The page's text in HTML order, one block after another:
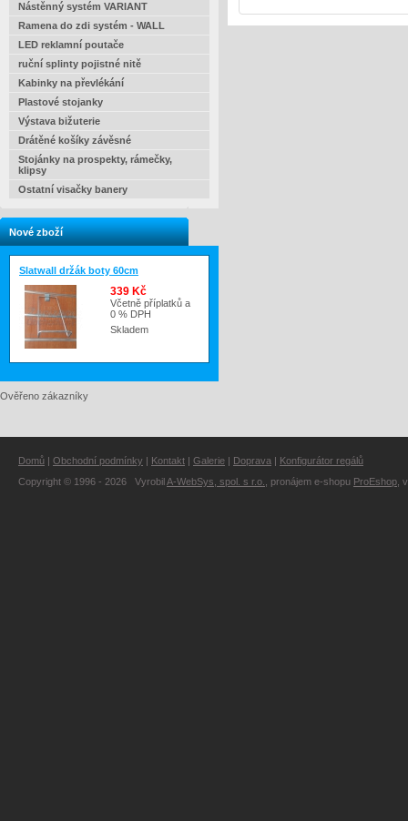
Nástěnný systém VARIANT
Ramena do zdi systém - WALL
LED reklamní poutače
ruční splinty pojistné nitě
Kabinky na převlékání
Plastové stojanky
Výstava bižuterie
Drátěné košíky závěsné
Stojánky na prospekty, rámečky,
klipsy
Ostatní visačky banery
Nové zboží
Slatwall držák boty 60cm
339 Kč
Včetně příplatků a
0 % DPH
Skladem
Ověřeno zákazníky
Domů | Obchodní podmínky | Kontakt | Galerie | Doprava | Konfigurátor regálů
Copyright © 1996 - 2026 VyrobilA-WebSys, spol. s r.o. , pronájem e-shopu ProEshop ,